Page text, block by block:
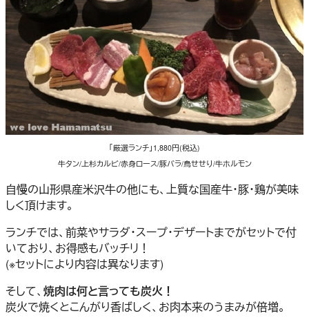
「厳選ランチ」1,880円(税込)
牛タン/上杉カルビ/赤身ロース/豚バラ/鳥せせり/牛ホルモン
自慢の山形県産米沢牛の他にも、上質な国産牛・豚・鶏が美味
しく頂けます。
ランチでは、前菜やサラダ・スープ・デザートまでがセットで付
いており、お得感もバッチリ！
(※セットにより内容は異なります)
そして、 焼肉は何と言っても炭火！
炭火で焼くとこんがり香ばしく、お肉本来のうまみが倍増。